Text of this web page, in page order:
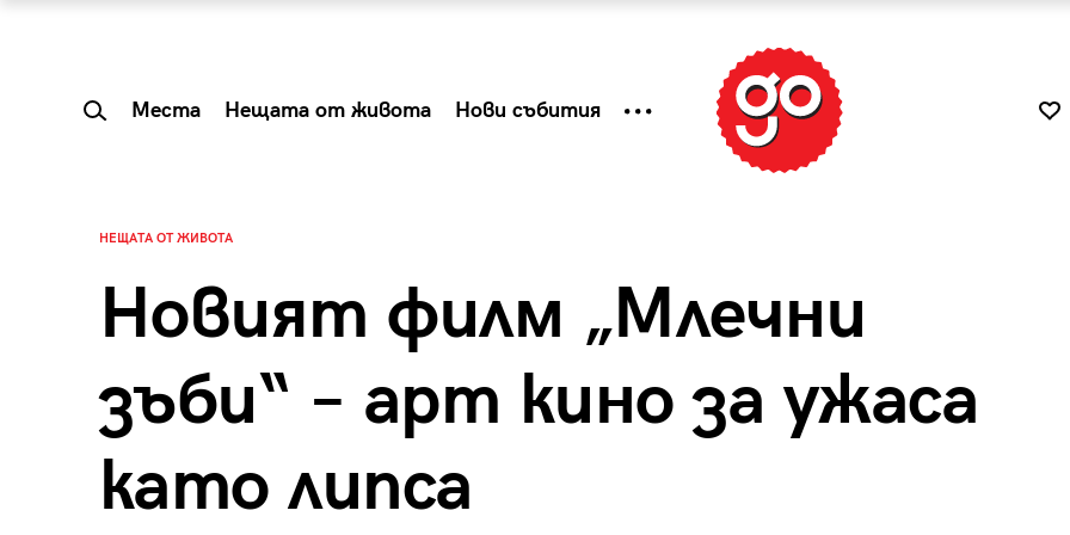
Места Нещата от живота Нови събития
НЕЩАТА ОТ ЖИВОТА
Новият филм „Млечни
зъби“ – арт кино за ужаса
като липса
Summer Prelude: как